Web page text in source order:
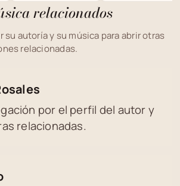
relacionados
su autoría y su música para abrir otras
relacionadas.
por el perfil del autor y
relacionadas.